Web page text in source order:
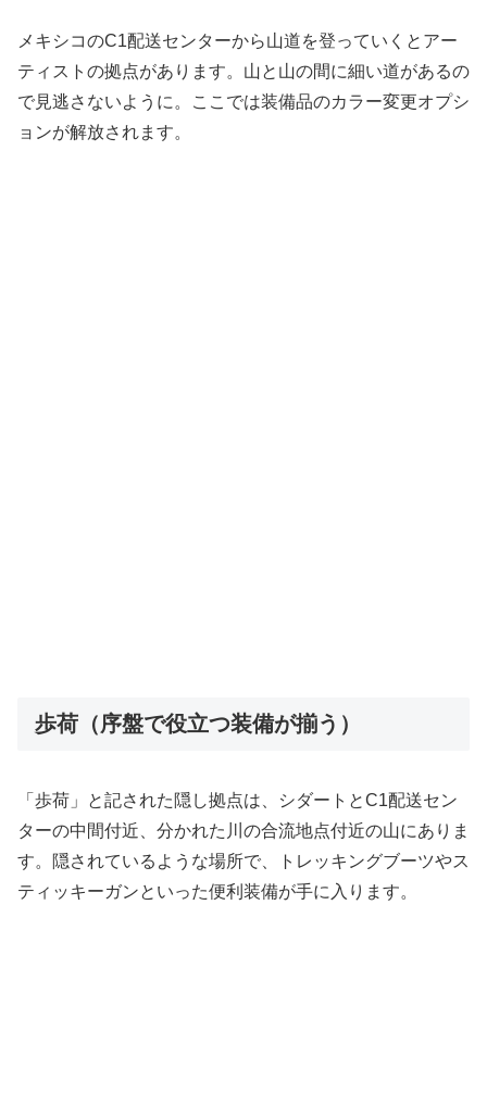
メキシコのC1配送センターから山道を登っていくとアー
ティストの拠点があります。山と山の間に細い道があるの
で見逃さないように。ここでは装備品のカラー変更オプシ
ョンが解放されます。
歩荷（序盤で役立つ装備が揃う）
「歩荷」と記された隠し拠点は、シダートとC1配送セン
ターの中間付近、分かれた川の合流地点付近の山にありま
す。隠されているような場所で、トレッキングブーツやス
ティッキーガンといった便利装備が手に入ります。